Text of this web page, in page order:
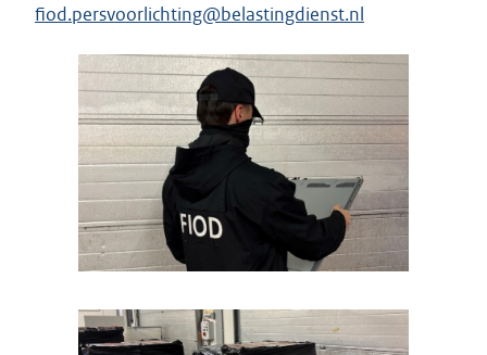
fiod.persvoorlichting@belastingdienst.nl